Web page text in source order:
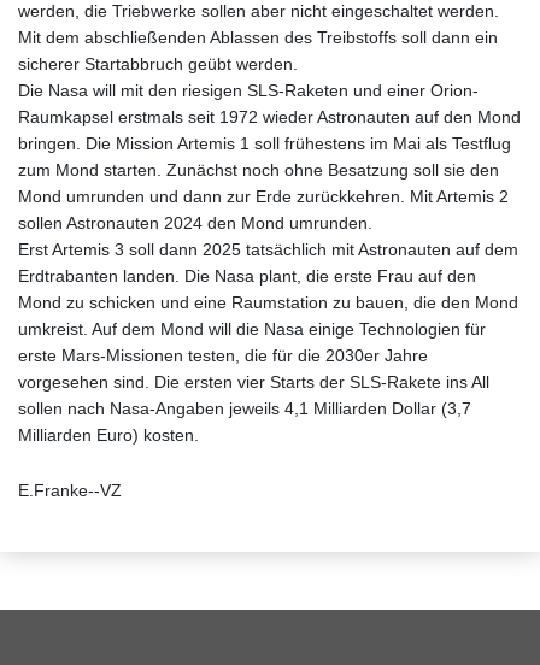
werden, die Triebwerke sollen aber nicht eingeschaltet werden.
Mit dem abschließenden Ablassen des Treibstoffs soll dann ein
sicherer Startabbruch geübt werden.
Die Nasa will mit den riesigen SLS-Raketen und einer Orion-
Raumkapsel erstmals seit 1972 wieder Astronauten auf den Mond
bringen. Die Mission Artemis 1 soll frühestens im Mai als Testflug
zum Mond starten. Zunächst noch ohne Besatzung soll sie den
Mond umrunden und dann zur Erde zurückkehren. Mit Artemis 2
sollen Astronauten 2024 den Mond umrunden.
Erst Artemis 3 soll dann 2025 tatsächlich mit Astronauten auf dem
Erdtrabanten landen. Die Nasa plant, die erste Frau auf den
Mond zu schicken und eine Raumstation zu bauen, die den Mond
umkreist. Auf dem Mond will die Nasa einige Technologien für
erste Mars-Missionen testen, die für die 2030er Jahre
vorgesehen sind. Die ersten vier Starts der SLS-Rakete ins All
sollen nach Nasa-Angaben jeweils 4,1 Milliarden Dollar (3,7
Milliarden Euro) kosten.
E.Franke--VZ